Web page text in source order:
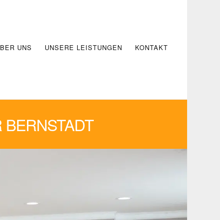
UNS UNSERE LEISTUNGEN KONTAKT